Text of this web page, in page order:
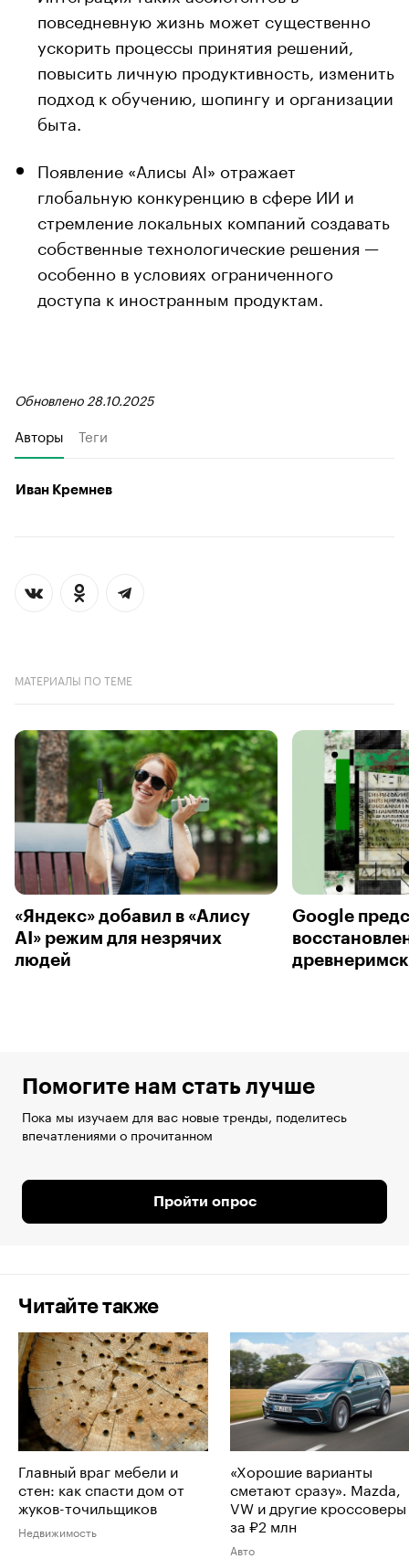
повседневную жизнь может существенно
ускорить процессы принятия решений,
повысить личную продуктивность, изменить
подход к обучению, шопингу и организации
быта.
Появление «Алисы AI» отражает
глобальную конкуренцию в сфере ИИ и
стремление локальных компаний создавать
собственные технологические решения —
особенно в условиях ограниченного
доступа к иностранным продуктам.
Обновлено 28.10.2025
Авторы Теги
Иван Кремнев
МАТЕРИАЛЫ ПО ТЕМЕ
«Яндекс» добавил в «Алису
AI» режим для незрячих
людей
Google
Помогите нам стать лучше
Пока мы изучаем для вас новые тренды, поделитесь
впечатлениями о прочитанном
Пройти опрос
Читайте также
Главный враг мебели и
стен: как спасти дом от
жуков-точильщиков
Недвижимость
«Хорошие варианты
сметают сразу». Mazda,
VW и другие кроссоверы
за ₽2 млн
Авто